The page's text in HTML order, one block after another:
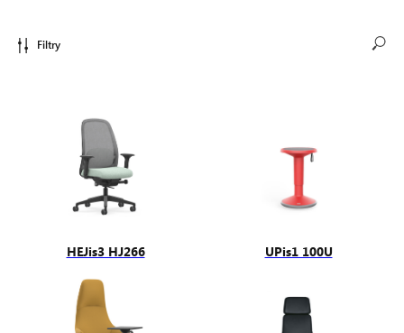
Filtry
HEJis3 HJ266 UPis1 100U